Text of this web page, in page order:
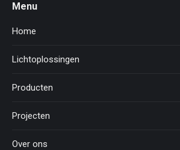
Menu
Home
Lichtoplossingen
Producten
Projecten
Over ons